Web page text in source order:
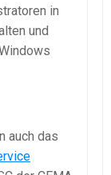
in
und
auch das